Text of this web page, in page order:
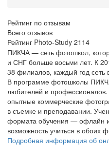
Рейтинг по отзывам
Всего отзывов
Рейтинг Photo-Study 2114
ПИКЧА — сеть фотошкол,
и СНГ больше восьми лет. К
38 филиалов, каждый год сеть
В программе фотошколы
любителей и
опытные коммерческие
в съемке и преподавании.
формата обучения — офлайн
возможность учиться в обоих
Подробная информация об